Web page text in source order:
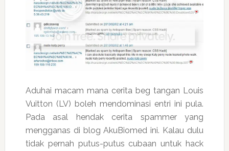
Aduhai macam mana cerita beg tangan Louis
Vuitton (LV) boleh mendominasi entri ini pula.
Pada asal hendak cerita spammer yang
mengganas di blog AkuBiomed ini. Kalau dulu
tidak pernah putus-putus cubaan untuk hack